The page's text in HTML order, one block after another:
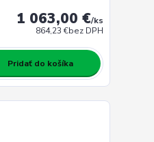
1 063,00 €/ks
864,23 €bez DPH
Pridať do košíka